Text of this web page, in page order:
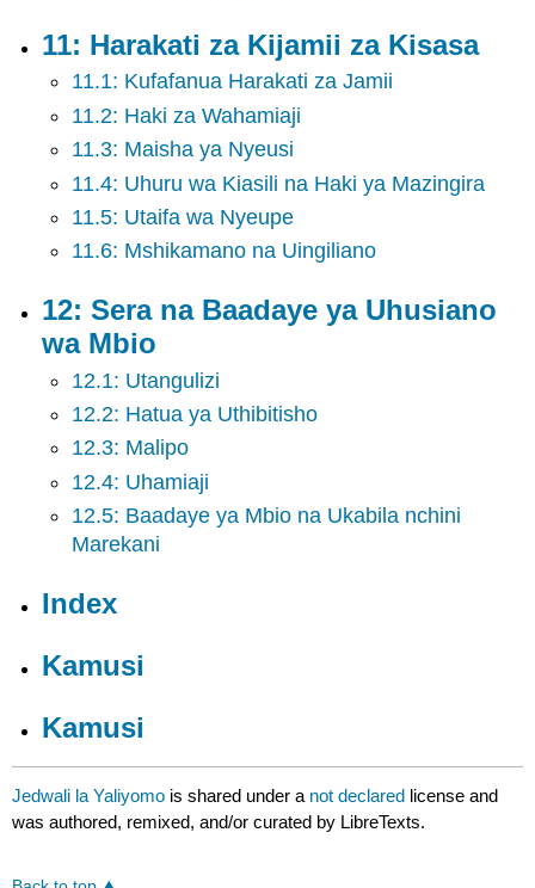
11: Harakati za Kijamii za Kisasa
11.1: Kufafanua Harakati za Jamii
11.2: Haki za Wahamiaji
11.3: Maisha ya Nyeusi
11.4: Uhuru wa Kiasili na Haki ya Mazingira
11.5: Utaifa wa Nyeupe
11.6: Mshikamano na Uingiliano
12: Sera na Baadaye ya Uhusiano
wa Mbio
12.1: Utangulizi
12.2: Hatua ya Uthibitisho
12.3: Malipo
12.4: Uhamiaji
12.5: Baadaye ya Mbio na Ukabila nchini
Marekani
Index
Kamusi
Kamusi
Jedwali la Yaliyomo is shared under a not declared license and
was authored, remixed, and/or curated by LibreTexts.